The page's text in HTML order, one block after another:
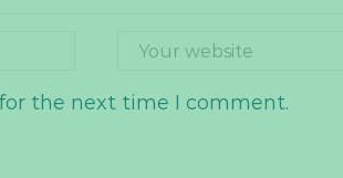
the next time I comment.